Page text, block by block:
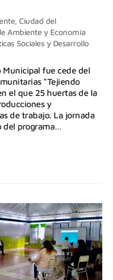
,Ciudad del
Ambiente y Economía
Sociales y Desarrollo
Municipal fue cede del
“Tejiendo
el que 25 huertas de la
y
de trabajo. La jornada
del programa…